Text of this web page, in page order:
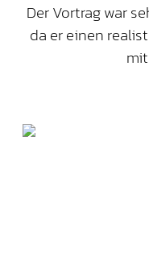
Der Vortrag war
da er einen